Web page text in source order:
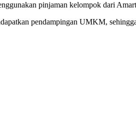
pinjaman kelompok dari
pendampingan UMKM,